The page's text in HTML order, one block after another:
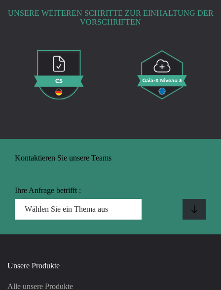
UNSERE WEITEREN SCHRITTE ZUR EINHALTUNG DER
VORSCHRIFTEN
Kontaktieren Sie unsere Teams
Ihre Anfrage betrifft :
Unsere Produkte
Alle unsere Produkte